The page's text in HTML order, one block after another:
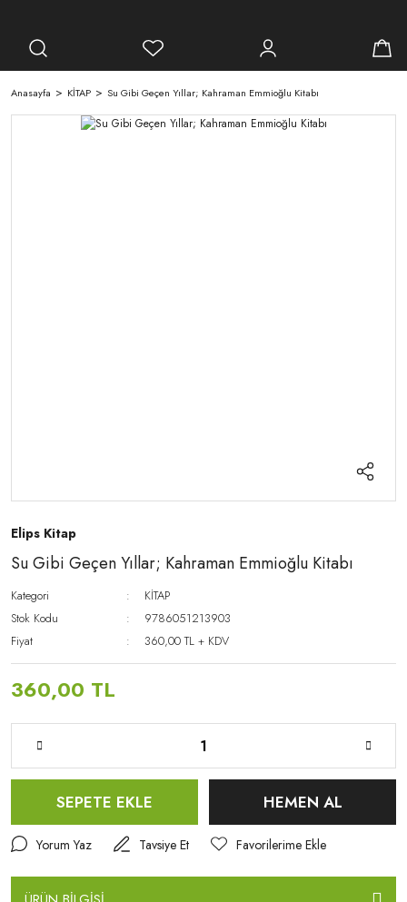
Anasayfa KİTAP Su Gibi Geçen Yıllar; Kahraman Emmioğlu Kitabı
Elips Kitap
Su Gibi Geçen Yıllar; Kahraman Emmioğlu Kitabı
Kategori
KİTAP
Stok Kodu
9786051213903
Fiyat
360,00 TL + KDV
360,00 TL
SEPETE EKLE HEMEN AL
Yorum Yaz Tavsiye Et